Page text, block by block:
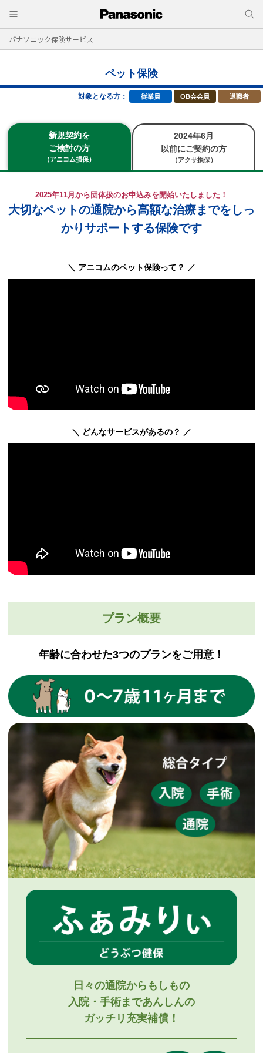
パナソニック保険サービス
ペット保険
対象となる方： 従業員 OB会会員 退職者
新規契約を
ご検討の方
（アニコム損保）
2024年6月
以前にご契約の方
（アクサ損保）
2025年11月から団体扱のお申込みを開始いたしました！
大切なペットの通院から高額な治療までをしっ
かりサポートする保険です
＼ アニコムのペット保険って？ ／
＼ どんなサービスがあるの？ ／
プラン概要
年齢に合わせた3つのプランをご用意！
日々の通院からもしもの
入院・手術まであんしんの
ガッチリ充実補償！